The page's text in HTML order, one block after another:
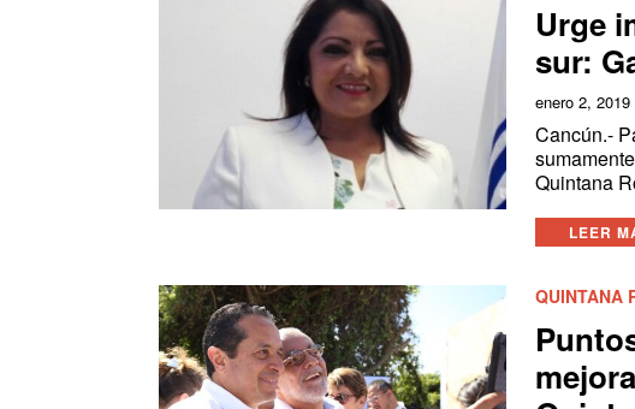
Urge
sur:
enero 2, 2019
Cancún.-
Quintana
LEER
QUINTANA